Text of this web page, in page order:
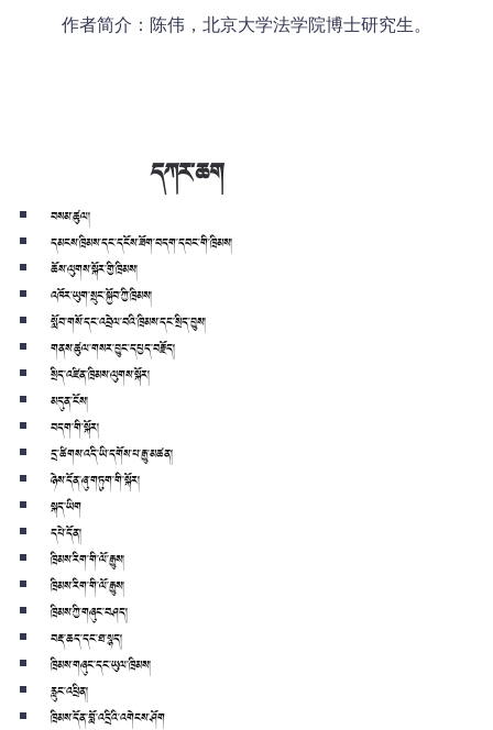
作者简介：陈伟，北京大学法学院博士研究生。
དཀར་ཆག
བསམ་ཚུལ།
དམངས་ཁྲིམས་དང་དངོས་ཟོག་བདག་དབང་གི་ཁྲིམས།
ཆོས་ལུགས་སྐོར་གྱི་ཁྲིམས།
འཁོར་ཡུག་སྲུང་སྐྱོབ་ཀྱི་ཁྲིམས།
སློབ་གསོ་དང་འབྲེལ་བའི་ཁྲིམས་དང་སྲིད་བྱུས།
གནས་ཚུལ་གསར་བྱུང་དཔྱད་བརྗོད།
སྲིད་འཛིན་ཁྲིམས་ལུགས་སྐོར།
མདུན་ངོས།
བདག་གི་སྐོར།
དྲ་ཚིགས་འདི་ཡི་དགོས་པ་རྒྱུ་མཚན།
ཉེས་དོན་ཞུ་གཏུག་གི་སྐོར།
སྐད་ཡིག
དཔེ་དོན།
ཁྲིམས་རིག་གི་ལོ་རྒྱུས།
ཁྲིམས་རིག་གི་ལོ་རྒྱུས།
ཁྲིམས་ཀྱི་གཞུང་བཤད།
བརྡ་ཆད་དང་ཐ་སྙད།
ཁྲིམས་གཞུང་དང་ཡུལ་ཁྲིམས།
རླུང་འཕྲིན།
ཁྲིམས་དོན་བློ་འདྲིའི་འགེངས་ཤོག